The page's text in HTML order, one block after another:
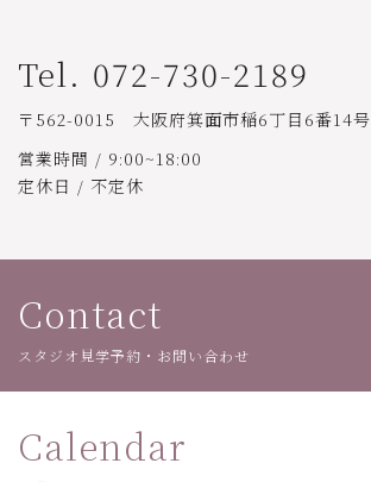
Tel. 072-730-2189
〒562-0015 大阪府箕面市稲6丁目6番14号
営業時間 / 9:00~18:00
定休日 / 不定休
Contact
スタジオ見学予約・お問い合わせ
Calendar